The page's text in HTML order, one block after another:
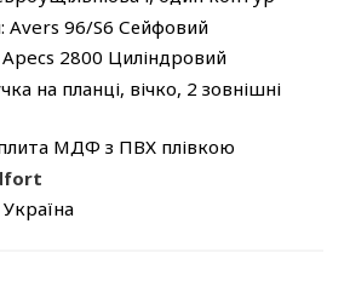
Аvers 96/S6 Сейфовий
2800 Циліндровий
на планці, вічко, 2 зовнішні
МДФ з ПВХ плівкою